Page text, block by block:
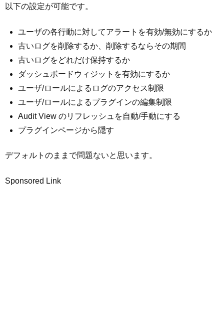
以下の設定が可能です。
ユーザの各行動に対してアラートを有効/無効にするか
古いログを削除するか、削除するならその期間
古いログをどれだけ保持するか
ダッシュボードウィジットを有効にするか
ユーザ/ロールによるログのアクセス制限
ユーザ/ロールによるプラグインの編集制限
Audit View のリフレッシュを自動/手動にする
プラグインページから隠す
デフォルトのままで問題ないと思います。
Sponsored Link